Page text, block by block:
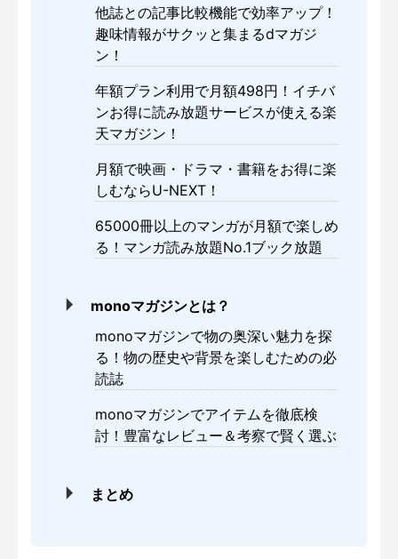
他誌との記事比較機能で効率アップ！
趣味情報がサクッと集まるdマガジ
ン！
年額プラン利用で月額498円！イチバ
ンお得に読み放題サービスが使える楽
天マガジン！
月額で映画・ドラマ・書籍をお得に楽
しむならU-NEXT！
65000冊以上のマンガが月額で楽しめ
る！マンガ読み放題No.1ブック放題
monoマガジンとは？
monoマガジンで物の奥深い魅力を探
る！物の歴史や背景を楽しむための必
読誌
monoマガジンでアイテムを徹底検
討！豊富なレビュー＆考察で賢く選ぶ
まとめ